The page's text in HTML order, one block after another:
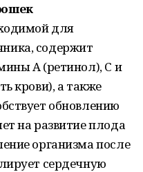
для
содержит
А (ретинол), С и
крови), а также
обновлению
на развитие плода
организма после
сердечную